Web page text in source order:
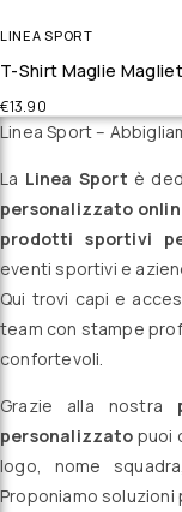
LINEA SPORT
T-Shirt Maglie
€13.90
Linea Sport –
La Linea Sport è
personalizzato
prodotti sportivi
eventi sportivi e
Qui trovi capi e
team con stampe
confortevoli.
Grazie alla nostra
personalizzato puoi
logo, nome
Proponiamo